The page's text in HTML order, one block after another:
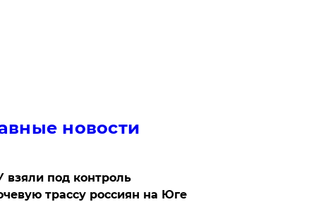
новости
взяли под контроль
трассу россиян на Юге